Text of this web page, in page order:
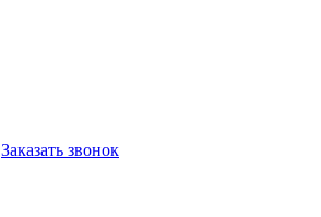
Заказать звонок